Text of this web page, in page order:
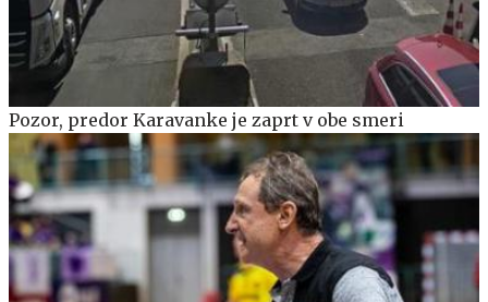
Pozor, predor Karavanke je zaprt v obe smeri